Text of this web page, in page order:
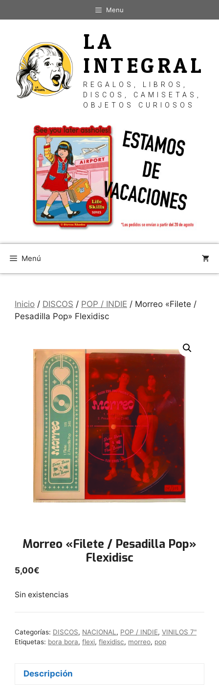
al
Menu
LA
INTEGRAL
REGALOS, LIBROS,
DISCOS, CAMISETAS,
OBJETOS CURIOSOS
Menú
Inicio / DISCOS / POP / INDIE / Morreo «Filete /
Pesadilla Pop» Flexidisc
Morreo «Filete / Pesadilla Pop»
Flexidisc
5,00€
Sin existencias
Categorías: DISCOS, NACIONAL , POP / INDIE, VINILOS 7"
Etiquetas: bora bora, flexi, flexidisc, morreo, pop
Descripción